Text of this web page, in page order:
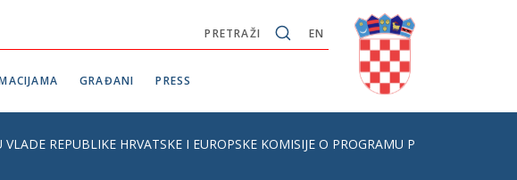
EN
PRETRAŽI
GRAĐANI PRESS
REPUBLIKE HRVATSKE I EUROPSKE KOMISIJE O PROGRAMU